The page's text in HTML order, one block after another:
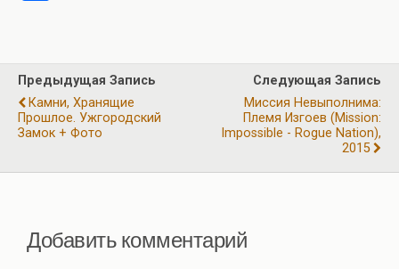
o
o
k
a
m
A
p
p
р
а
в
Предыдущая Запись
Камни, Хранящие
Прошлое. Ужгородский
Замок + Фото
Следующая Запись
Миссия Невыполнима:
Племя Изгоев (Mission:
Impossible - Rogue Nation),
2015
Добавить комментарий